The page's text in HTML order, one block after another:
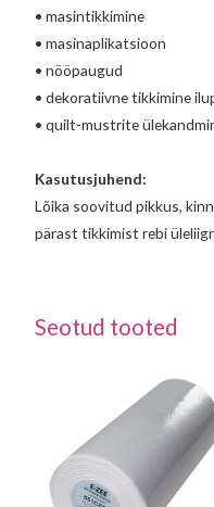
• masintikkimine
• masinaplikatsioon
• nööpaugud
• dekoratiivne tikkimine
• quilt-mustrite
Kasutusjuhend:
Lõika soovitud pikkus,
pärast tikkimist rebi
Seotud tooted